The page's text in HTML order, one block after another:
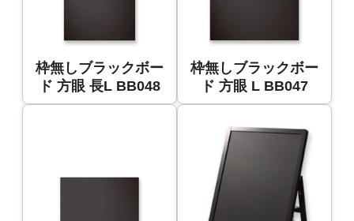
枠無しブラックボー
ド 方眼 長L BB048
枠無しブラックボー
ド 方眼 L BB047